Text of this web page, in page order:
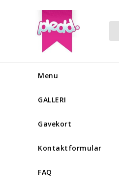
Menu
GALLERI
Gavekort
Kontaktformular
FAQ